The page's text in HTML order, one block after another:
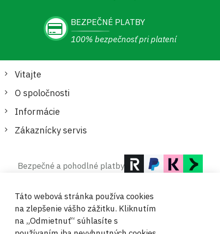
BEZPEČNÉ PLATBY
100% bezpečnosť pri platení
Vitajte
O spoločnosti
Informácie
Zákaznícky servis
Bezpečné a pohodlné platby
Táto webová stránka používa cookies
na zlepšenie vášho zážitku. Kliknutím
na „Odmietnuť“ súhlasíte s